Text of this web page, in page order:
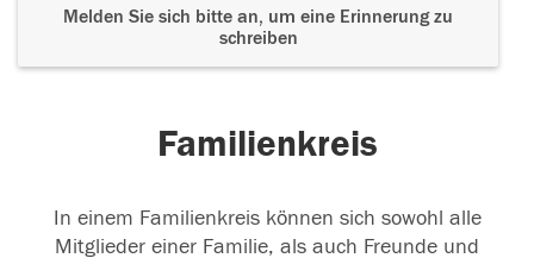
Melden Sie sich bitte an, um eine Erinnerung zu
schreiben
Familienkreis
In einem Familienkreis können sich sowohl alle
Mitglieder einer Familie, als auch Freunde und